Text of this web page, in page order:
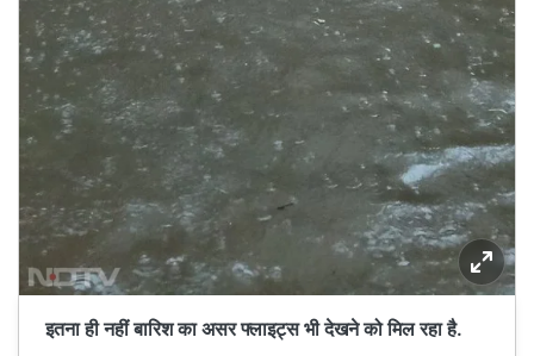
इतना ही नहीं बारिश का असर फ्लाइट्स भी देखने को मिल रहा है.